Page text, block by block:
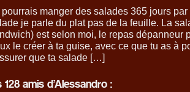
pourrais manger des salades 365 jours
je parle du plat pas de la feuille. La
est selon moi, le repas dépanneur
le créer à ta guise, avec ce que tu as à
que ta salade […]
128 amis d’Alessandro :